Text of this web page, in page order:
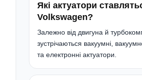
Які актуатори
Volkswagen?
Залежно від двигуна й
зустрічаються вакуумні,
та електронні актуатори.